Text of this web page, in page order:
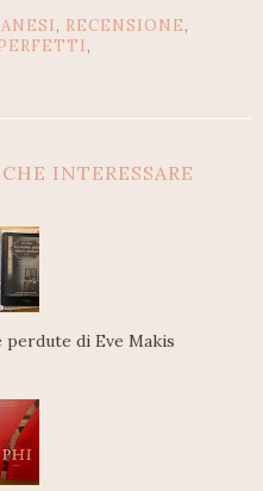
, RECENSIONE,
,
INTERESSARE
di Eve Makis